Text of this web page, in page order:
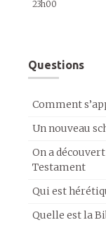
23h00
Questions
Comment
Un nouveau
On a
Testament
Qui est
Quelle est la